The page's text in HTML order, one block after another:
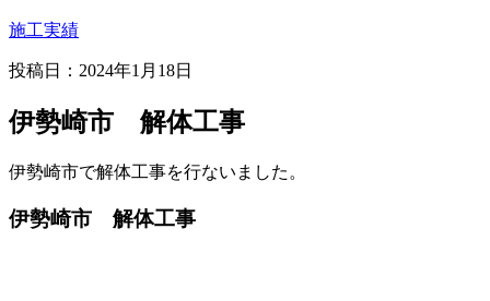
施工実績
投稿日：2024年1月18日
伊勢崎市 解体工事
伊勢崎市で解体工事を行ないました。
伊勢崎市 解体工事